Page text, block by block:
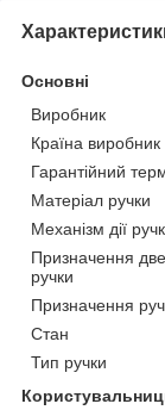
Основні
Виробник
Країна виробник
Гарантійний
Матеріал ручки
Механізм дії
Призначення
ручки
Призначення
Стан
Тип ручки